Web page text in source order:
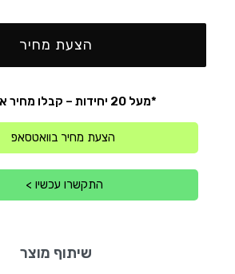
הצעת מחיר
*מעל 20 יחידות – קבלו מחיר אטרקטיבי
הצעת מחיר בוואטסאפ
התקשרו עכשיו >
שיתוף מוצר